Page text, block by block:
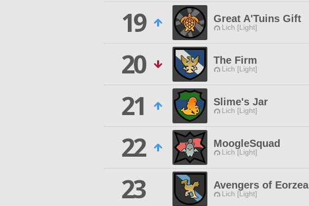
19
Great A'Tuins Gift
Lich [Light]
20
The Firm
Lich [Light]
21
Slime's Jar
Lich [Light]
22
MoogleSquad
Lich [Light]
23
Avengers of Eorzea
Lich [Light]